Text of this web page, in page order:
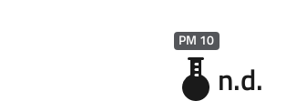
PM 10
n.d.